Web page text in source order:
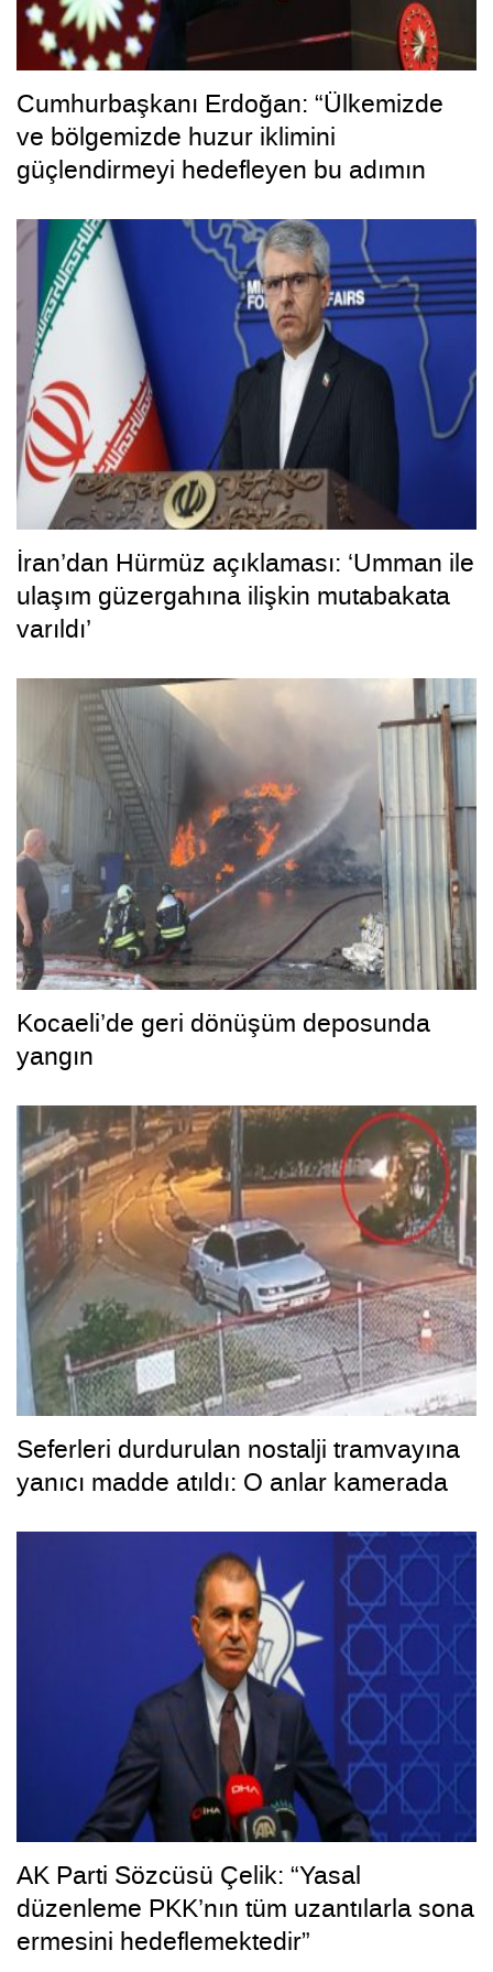
Cumhurbaşkanı Erdoğan: “Ülkemizde
ve bölgemizde huzur iklimini
güçlendirmeyi hedefleyen bu adımın
İran’dan Hürmüz açıklaması: ‘Umman ile
ulaşım güzergahına ilişkin mutabakata
varıldı’
Kocaeli’de geri dönüşüm deposunda
yangın
Seferleri durdurulan nostalji tramvayına
yanıcı madde atıldı: O anlar kamerada
AK Parti Sözcüsü Çelik: “Yasal
düzenleme PKK’nın tüm uzantılarla sona
ermesini hedeflemektedir”